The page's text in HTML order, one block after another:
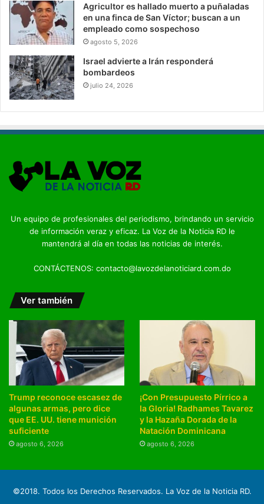
Agricultor es hallado muerto a puñaladas
en una finca de San Víctor; buscan a un
empleado como sospechoso
agosto 5, 2026
Israel advierte a Irán responderá
bombardeos
julio 24, 2026
Un equipo de profesionales del periodismo, brindando un servicio
de información veraz y eficaz. La Voz de la Noticia RD le
mantendrá al día en todas las noticias de interés.
CONTÁCTENOS: contacto@lavozdelanoticiard.com.do
Ver también
Trump reconoce escasez de
algunas armas, pero dice
que EE. UU. tiene munición
suficiente
agosto 6, 2026
¡Con Presupuesto Pírrico a
la Gloria! Radhames Tavarez
y la Hazaña Dorada de la
Natación Dominicana
agosto 6, 2026
©2018. Todos los Derechos Reservados. La Voz de la Noticia RD.